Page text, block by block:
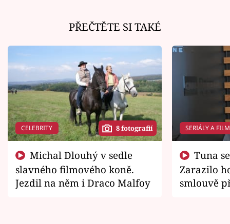
PŘEČTĚTE SI TAKÉ
CELEBRITY 8 fotografií
slavného filmového koně.
Jezdil na něm i Draco Malfoy
SERIÁLY A
Zarazilo
smlouvě